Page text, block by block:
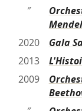
″
2020
Gala
2013
2009